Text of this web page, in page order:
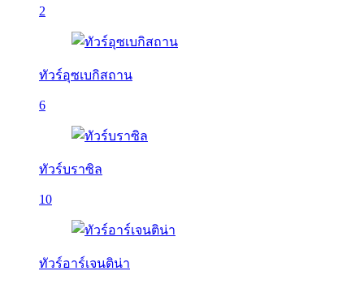
2
ทัวร์อุซเบกิสถาน
6
ทัวร์บราซิล
10
ทัวร์อาร์เจนติน่า